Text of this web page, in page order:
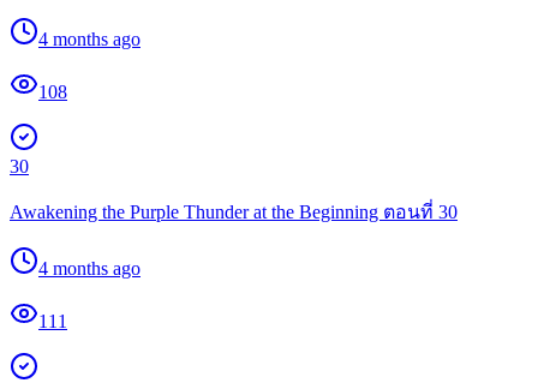
4 months ago
108
30
Awakening the Purple Thunder at the Beginning ตอนที่ 30
4 months ago
111